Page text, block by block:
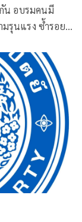
น อบรมคนมี
รุนแรง ซ้ำรอย